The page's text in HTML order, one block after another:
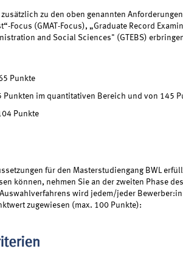
zu den oben genannten
Focus (GMAT-Focus), „Graduate Record
and Social Sciences" (GTEBS)
Punkte
Punkten im quantitativen Bereich und von 145
Punkte
für den Masterstudiengang BWL
können, nehmen Sie an der zweiten Phase
wird jedem/jeder
zugewiesen (max. 100 Punkte):